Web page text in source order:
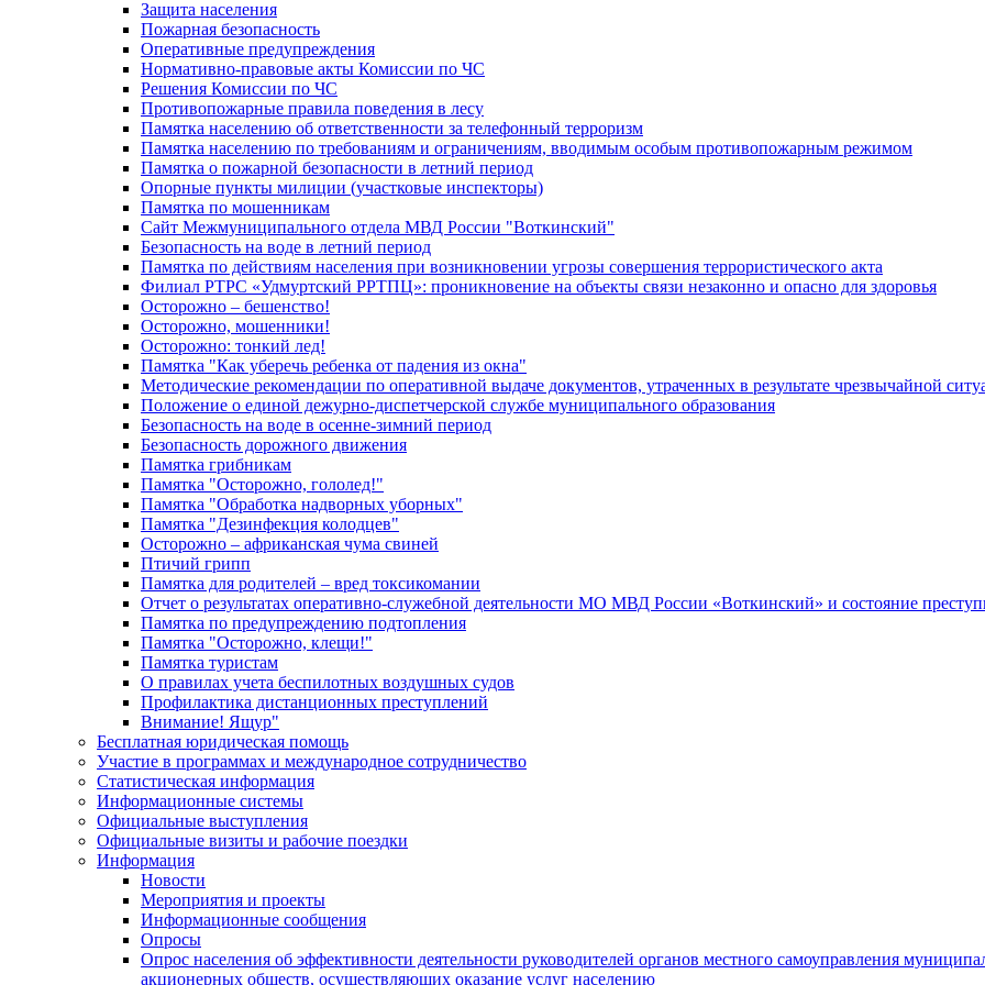
Защита населения
Пожарная безопасность
Оперативные предупреждения
Нормативно-правовые акты Комиссии по ЧС
Решения Комиссии по ЧС
Противопожарные правила поведения в лесу
Памятка населению об ответственности за телефонный терроризм
Памятка населению по требованиям и ограничениям, вводимым особым противопожарным режимом
Памятка о пожарной безопасности в летний период
Опорные пункты милиции (участковые инспекторы)
Памятка по мошенникам
Сайт Межмуниципального отдела МВД России "Воткинский"
Безопасность на воде в летний период
Памятка по действиям населения при возникновении угрозы совершения террористического акта
Филиал РТРС «Удмуртский РРТПЦ»: проникновение на объекты связи незаконно и опасно для здоровья
Осторожно – бешенство!
Осторожно, мошенники!
Осторожно: тонкий лед!
Памятка "Как уберечь ребенка от падения из окна"
Методические рекомендации по оперативной выдаче документов, утраченных в результате чрезвычайной
Положение о единой дежурно-диспетчерской службе муниципального образования
Безопасность на воде в осенне-зимний период
Безопасность дорожного движения
Памятка грибникам
Памятка "Осторожно, гололед!"
Памятка "Обработка надворных уборных"
Памятка "Дезинфекция колодцев"
Осторожно – африканская чума свиней
Птичий грипп
Памятка для родителей – вред токсикомании
Отчет о результатах оперативно-служебной деятельности МО МВД России «Воткинский» и состояние
Памятка по предупреждению подтопления
Памятка "Осторожно, клещи!"
Памятка туристам
О правилах учета беспилотных воздушных судов
Профилактика дистанционных преступлений
Внимание! Ящур"
Бесплатная юридическая помощь
Участие в программах и международное сотрудничество
Статистическая информация
Информационные системы
Официальные выступления
Официальные визиты и рабочие поездки
Информация
Новости
Мероприятия и проекты
Информационные сообщения
Опросы
Опрос населения об эффективности деятельности руководителей органов местного самоуправления
акционерных обществ, осуществляющих оказание услуг населению